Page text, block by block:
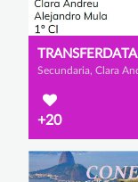
TRANSFERDATA
+20